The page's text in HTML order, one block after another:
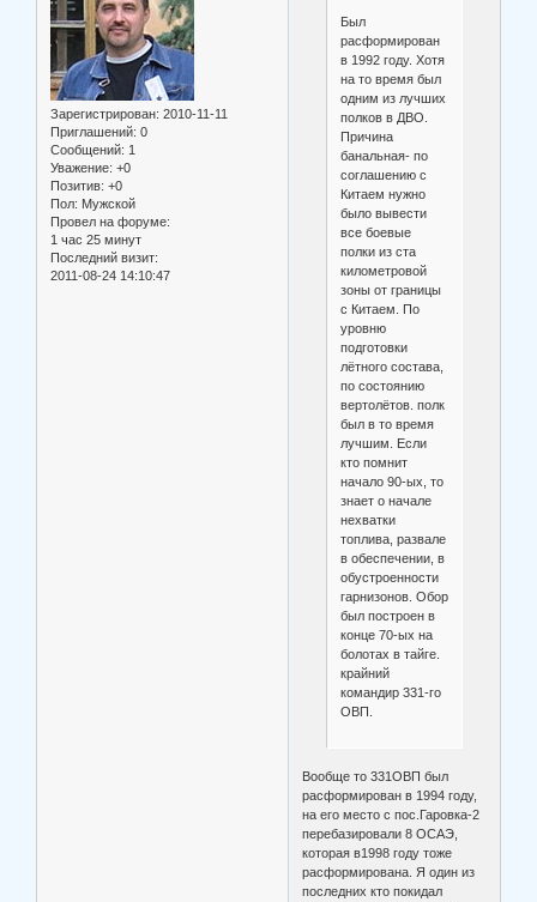
Зарегистрирован: 2010-11-11
Приглашений: 0
Сообщений: 1
Уважение: +0
Позитив: +0
Пол: Мужской
Провел на форуме:
1 час 25 минут
Последний визит:
2011-08-24 14:10:47
Был
расформирован
в 1992 году. Хотя
на то время был
одним из лучших
полков в ДВО.
Причина
банальная- по
соглашению с
Китаем нужно
было вывести
все боевые
полки из ста
километровой
зоны от границы
с Китаем. По
уровню
подготовки
лётного состава,
по состоянию
вертолётов. полк
был в то время
лучшим. Если
кто помнит
начало 90-ых, то
знает о начале
нехватки
топлива, развале
в обеспечении, в
обустроенности
гарнизонов. Обор
был построен в
конце 70-ых на
болотах в тайге.
крайний
командир 331-го
ОВП.
Вообще то 331ОВП был
расформирован в 1994 году,
на его место с пос.Гаровка-2
перебазировали 8 ОСАЭ,
которая в1998 году тоже
расформирована. Я один из
последних кто покидал